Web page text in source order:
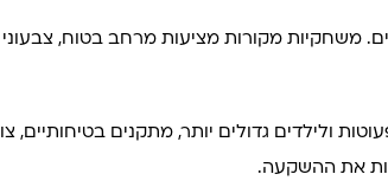
משחקיות מקורות מציעות מרחב בטוח,
ולילדים גדולים יותר, מתקנים בטיחותיים,
את ההשקעה.